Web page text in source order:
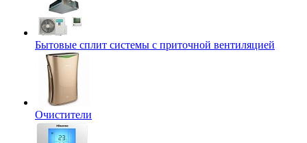
Бытовые сплит системы с приточной вентиляцией
Очистители